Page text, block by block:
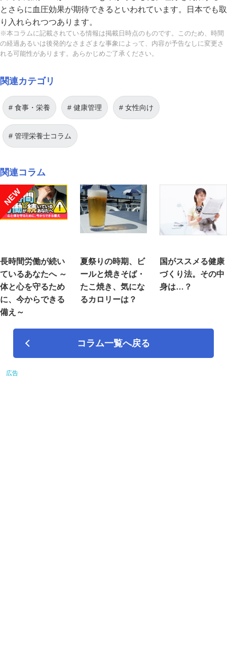
とさらに血圧効果が期待できるといわれています。日本でも取
り入れられつつあります。
※本コラムに記載されている情報は掲載日時点のものです。このため、時間
の経過あるいは後発的なさまざまな事象によって、内容が予告なしに変更さ
れる可能性があります。あらかじめご了承ください。
関連カテゴリ
食事・栄養 健康管理 女性向け
管理栄養士コラム
関連コラム
NEW
長時間労働が続い
ているあなたへ ～
体と心を守るため
に、今からできる
備え～
夏祭りの時期、ビ
ールと焼きそば・
たこ焼き、気にな
るカロリーは？
国がススメる健康
づくり法。その中
身は…？
コラム一覧へ戻る